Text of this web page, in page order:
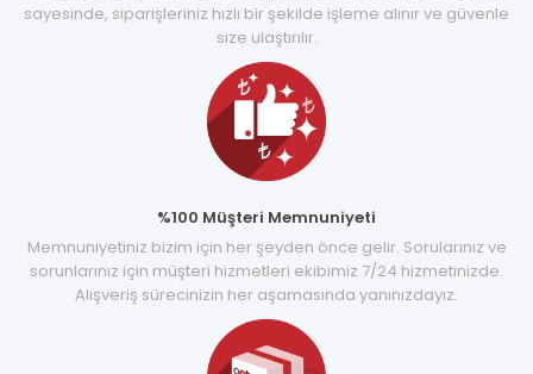
sayesinde, siparişleriniz hızlı bir şekilde işleme alınır ve güvenle
size ulaştırılır.
%100 Müşteri Memnuniyeti
Memnuniyetiniz bizim için her şeyden önce gelir. Sorularınız ve
sorunlarınız için müşteri hizmetleri ekibimiz 7/24 hizmetinizde.
Alışveriş sürecinizin her aşamasında yanınızdayız.